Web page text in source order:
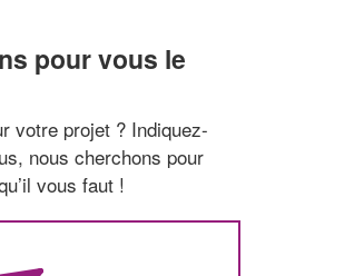
pour vous le
votre projet ? Indiquez-
nous cherchons pour
vous faut !